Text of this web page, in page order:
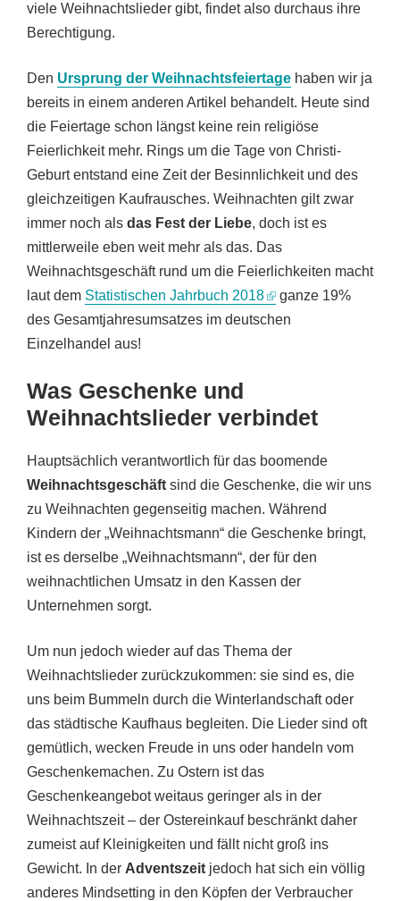
viele Weihnachtslieder gibt, findet also durchaus ihre
Berechtigung.
Den Ursprung der Weihnachtsfeiertage haben wir ja
bereits in einem anderen Artikel behandelt. Heute sind
die Feiertage schon längst keine rein religiöse
Feierlichkeit mehr. Rings um die Tage von Christi-
Geburt entstand eine Zeit der Besinnlichkeit und des
gleichzeitigen Kaufrausches. Weihnachten gilt zwar
immer noch als das Fest der Liebe, doch ist es
mittlerweile eben weit mehr als das. Das
Weihnachtsgeschäft rund um die Feierlichkeiten macht
laut dem Statistischen Jahrbuch 2018
ganze 19%
des Gesamtjahresumsatzes im deutschen
Einzelhandel aus!
Was Geschenke und
Weihnachtslieder verbindet
Hauptsächlich verantwortlich für das boomende
Weihnachtsgeschäft sind die Geschenke, die wir uns
zu Weihnachten gegenseitig machen. Während
Kindern der „Weihnachtsmann“ die Geschenke bringt,
ist es derselbe „Weihnachtsmann“, der für den
weihnachtlichen Umsatz in den Kassen der
Unternehmen sorgt.
Um nun jedoch wieder auf das Thema der
Weihnachtslieder zurückzukommen: sie sind es, die
uns beim Bummeln durch die Winterlandschaft oder
das städtische Kaufhaus begleiten. Die Lieder sind oft
gemütlich, wecken Freude in uns oder handeln vom
Geschenkemachen. Zu Ostern ist das
Geschenkeangebot weitaus geringer als in der
Weihnachtszeit – der Ostereinkauf beschränkt daher
zumeist auf Kleinigkeiten und fällt nicht groß ins
Gewicht. In der Adventszeit jedoch hat sich ein völlig
anderes Mindsetting in den Köpfen der Verbraucher